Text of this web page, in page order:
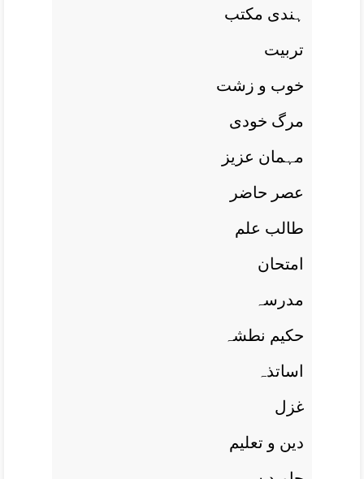
ہندی مکتب
تربيت
خوب و زشت
مرگ خودی
مہمان عزيز
عصر حاضر
طالب علم
امتحان
مدرسہ
حکيم نطشہ
اساتذہ
غزل
دين و تعليم